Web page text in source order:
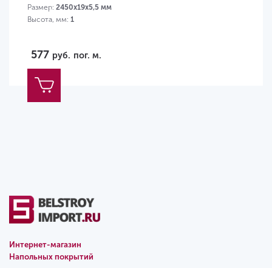
Размер: 2450x19x5,5 мм
Высота, мм: 1
577 руб. пог. м.
Интернет-магазин
Напольных покрытий